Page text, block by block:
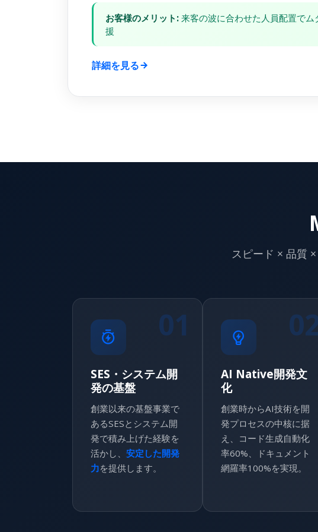
お客様のメリット: 来客の波に合わせた人員配置で
援
詳細を見る
スピード × 品質
01
SES・システム開
発の基盤
創業以来の基盤事業で
あるSESとシステム開
発で積み上げた経験を
活かし、 安定した開発
力を提供します。
AI Native開発文
化
創業時からAI技術を開
発プロセスの中核に据
え、コード生成自動化
率60%、ドキュメント
網羅率100%を実現。